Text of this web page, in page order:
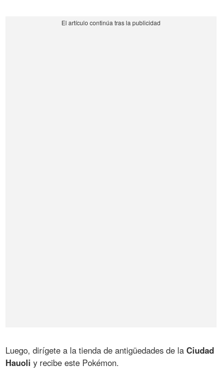
Luego, dirígete a la tienda de antigüedades de laCiudad
Hauoli y recibe este Pokémon.